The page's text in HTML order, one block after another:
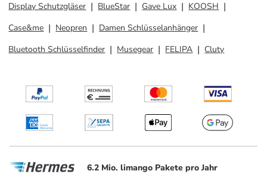
Display Schutzgläser
BlueStar Gave Lux
KOOSH
Case&me
Neopren
Damen Schlüsselanhänger
Bluetooth Schlüsselfinder
Musegear FELIPA Cluty
6.2 Mio. limango Pakete pro Jahr